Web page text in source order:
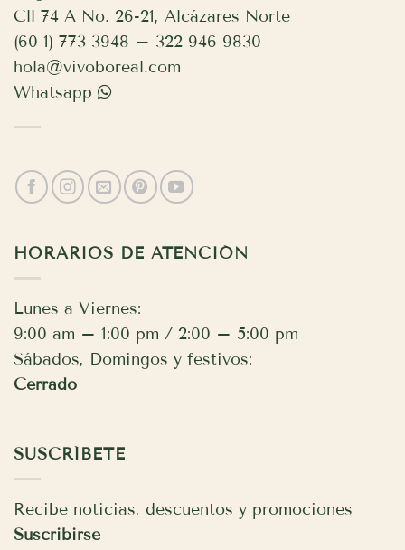
Cll 74 A No. 26-21, Alcázares Norte
(60 1) 773 3948 – 322 946 9830
hola@vivoboreal.com
Whatsapp
HORARIOS DE ATENCIÓN
Lunes a Viernes:
9:00 am – 1:00 pm / 2:00 – 5:00 pm
Sábados, Domingos y festivos:
Cerrado
SUSCRÍBETE
Recibe noticias, descuentos y promociones
Suscribirse